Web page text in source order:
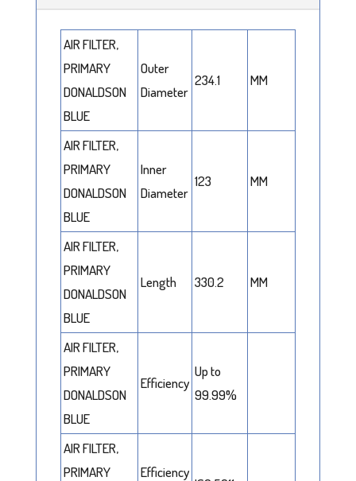
AIR FILTER,
PRIMARY
DONALDSON
BLUE
Outer
Diameter
234.1 MM
AIR FILTER,
PRIMARY
DONALDSON
BLUE
Inner
Diameter
123 MM
AIR FILTER,
PRIMARY
DONALDSON
BLUE
Length 330.2 MM
AIR FILTER,
PRIMARY
DONALDSON
BLUE
Efficiency
Up to
99.99%
AIR FILTER,
PRIMARY
Efficiency